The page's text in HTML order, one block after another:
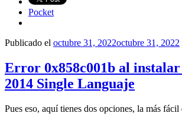
Pocket
Publicado el octubre 31, 2022octubre 31, 2022
Error 0x858c001b al
2014 Single Languaje
Pues eso, aquí tienes dos opciones, la más fácil